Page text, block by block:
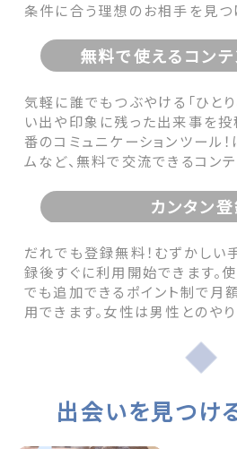
条件に合う理想のお相手を見つ
無料で使えるコン
気軽に誰でもつぶやける「ひと
い出や印象に残った出来事を投
番のコミュニケーションツール
ムなど、無料で交流できるコン
カンタン
だれでも登録無料！むずかしい
録後すぐに利用開始できます。
でも追加できるポイント制で月
用できます。女性は男性とのや
出会いを見つけ